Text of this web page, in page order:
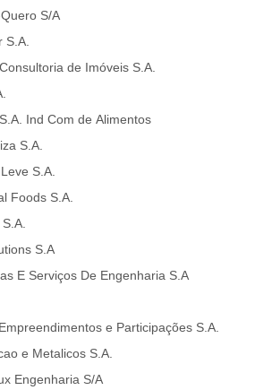
S/A
S.A.
de Imóveis S.A.
Ind Com de Alimentos
S.A.
S.A.
Foods S.A.
S.A
E Serviços De Engenharia S.A
e Participações S.A.
e Metalicos S.A.
Engenharia S/A